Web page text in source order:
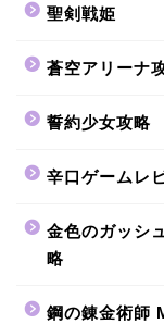
聖剣戦姫
蒼空アリーナ
誓約少女攻略
辛口ゲームレ
金色のガッシ
略
鋼の錬金術師